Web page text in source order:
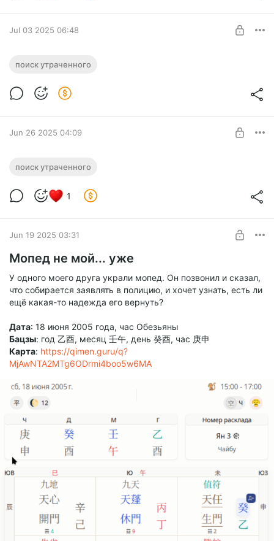
Далее привожу наш диалог:
Jul 03 2025 06:48
Пропал третьеклассник
"Требуется срочная помощь, пропал третьеклассник!"
поиск утраченного
Jun 26 2025 04:09
Сын убежал из дома
поиск утраченного
1
Jun 19 2025 03:31
Мопед не мой... уже
У одного моего друга украли мопед. Он позвонил и сказал,
что собирается заявлять в полицию, и хочет узнать, есть ли
ещё какая-то надежда его вернуть?
Дата: 18 июня 2005 года, час Обезьяны
Бацзы: год 乙酉, месяц 壬午, день 癸酉, час 庚申
Карта: https://qimen.guru/q?
MjAwNTA2MTg6ODrmi4boo5w6MA